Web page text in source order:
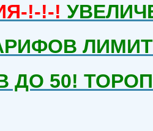
!-!-!
ДО 50!